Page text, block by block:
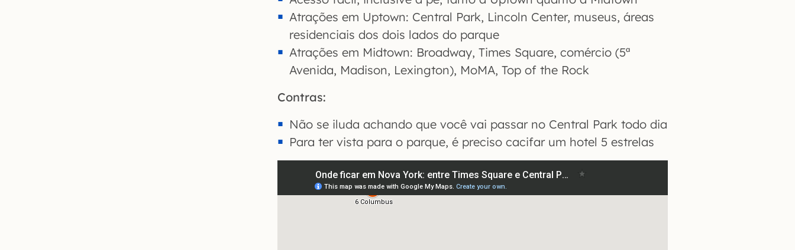
Atrações em Uptown: Central Park, Lincoln Center, museus, áreas
residenciais dos dois lados do parque
Atrações em Midtown: Broadway, Times Square, comércio (5ª
Avenida, Madison, Lexington), MoMA, Top of the Rock
Contras:
Não se iluda achando que você vai passar no Central Park todo dia
Para ter vista para o parque, é preciso cacifar um hotel 5 estrelas